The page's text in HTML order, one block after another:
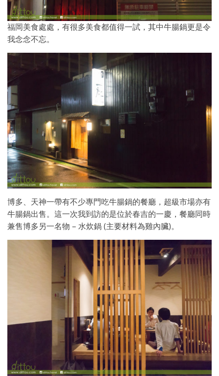
福岡美食處處，有很多美食都值得一試，其中牛腸鍋更是令
我念念不忘。
博多、天神一帶有不少專門吃牛腸鍋的餐廳，超級市場亦有
牛腸鍋出售。這一次我到訪的是位於春吉的一慶，餐廳同時
兼售博多另一名物 – 水炊鍋 (主要材料為雞內臟)。